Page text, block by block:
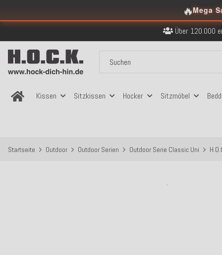
🔥Mega
Kostenloser Versand
Über 120.000
Sicher
Kostenloser Versand
Sicher
Kissen
Sitzkissen Hocker Sitzmöbel
Startseite Outdoor Outdoor Serien Outdoor Serie Classic Uni